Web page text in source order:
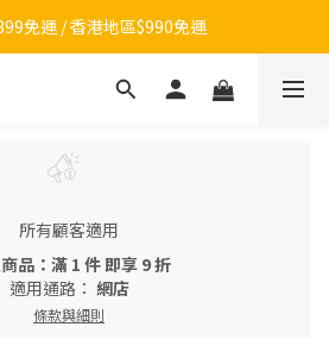
任款式筆記本再送內頁！>>點我
免運 / 香港地區$990免運
號開張啦！▶ 加好友領$100
所有顧客適用
品：滿 1 件 即享 9 折
適用通路： 網店
條款與細則